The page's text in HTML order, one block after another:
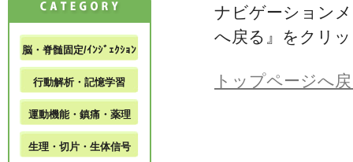
ナビゲーション
へ戻る』をクリ
トップページへ
脳・脊髄固定/ｲﾝｼﾞｪｸｼｮﾝ
行動解析・記憶学習
運動機能・鎮痛・薬理
生理・切片・生体信号